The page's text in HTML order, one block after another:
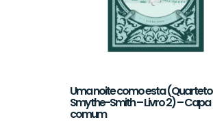
Uma noite como esta (Quarteto
Smythe-Smith – Livro 2) – Capa
comum